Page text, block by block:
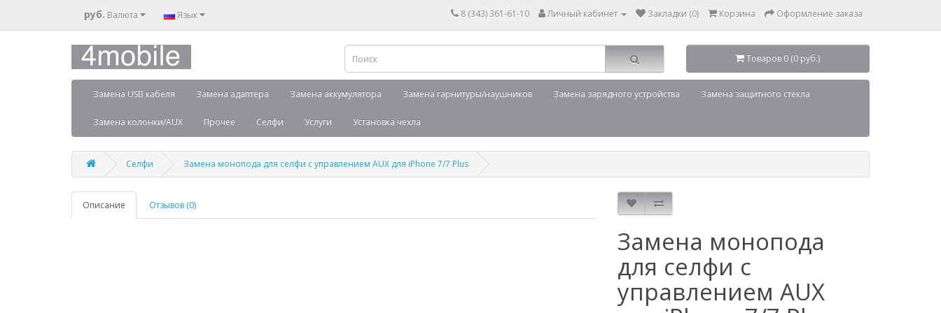
руб. Валюта Язык 8 (343) 361-61-10 Личный кабинет Закладки (0) Корзина Оформление заказа
Товаров 0 (0 руб.)
Замена USB кабеля Замена адаптера Замена аккумулятора Замена гарнитуры/наушников Замена зарядного устройства Замена защитного стекла
Замена колонки/AUX Прочее Селфи Услуги Установка чехла
Селфи Замена монопода для селфи с управлением AUX для iPhone 7/7 Plus
Описание Отзывов (0)
Замена монопода
для селфи с
управлением AUX